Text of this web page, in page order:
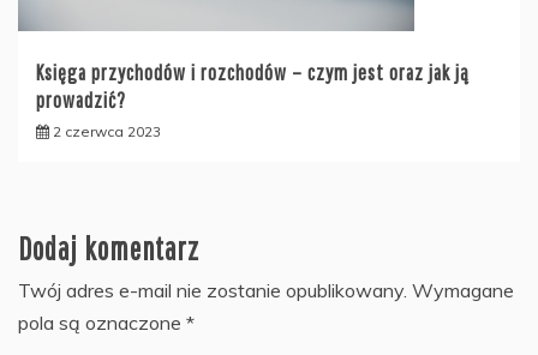
Księga przychodów i rozchodów – czym jest oraz jak ją
prowadzić?
2 czerwca 2023
Dodaj komentarz
Twój adres e-mail nie zostanie opublikowany. Wymagane
pola są oznaczone *